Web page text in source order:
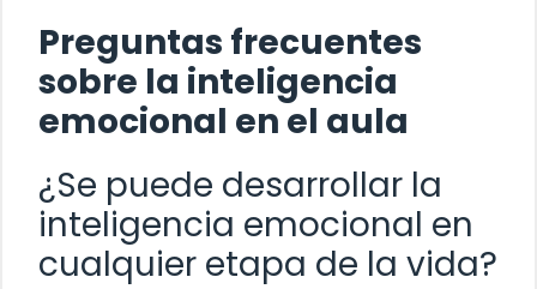
Preguntas frecuentes
sobre la inteligencia
emocional en el aula
¿Se puede desarrollar la
inteligencia emocional en
cualquier etapa de la vida?